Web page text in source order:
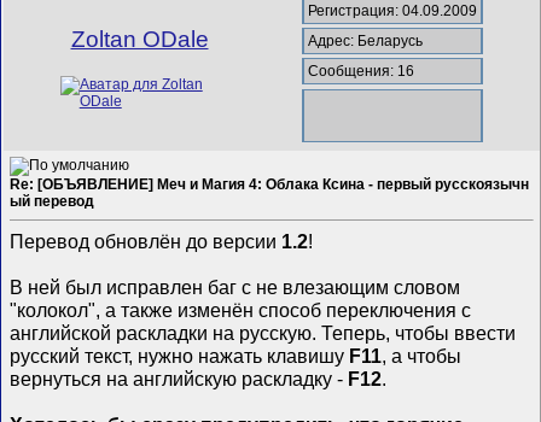
Zoltan ODale
Регистрация: 04.09.2009
Адрес: Беларусь
Сообщения: 16
Re: [ОБЪЯВЛЕНИЕ] Меч и Магия 4: Облака Ксина - первый русскоязычн
ый перевод
Перевод обновлён до версии 1.2!
В ней был исправлен баг с не влезающим словом
"колокол", а также изменён способ переключения с
английской раскладки на русскую. Теперь, чтобы ввести
русский текст, нужно нажать клавишу F11, а чтобы
вернуться на английскую раскладку - F12.